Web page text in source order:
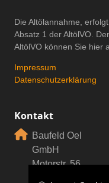
Die Altölannahme,
Absatz 1 der AltölVO.
AltölVO können Sie hier
Impressum
Datenschutzerklärung
Kontakt
Baufeld Oel
GmbH
Motorstr. 56